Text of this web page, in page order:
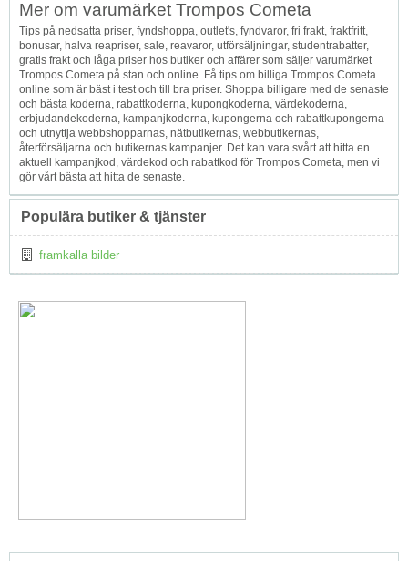
Mer om varumärket Trompos Cometa
Tips på nedsatta priser, fyndshoppa, outlet's, fyndvaror, fri frakt, fraktfritt,
bonusar, halva reapriser, sale, reavaror, utförsäljningar, studentrabatter,
gratis frakt och låga priser hos butiker och affärer som säljer varumärket
Trompos Cometa på stan och online. Få tips om billiga Trompos Cometa
online som är bäst i test och till bra priser. Shoppa billigare med de senaste
och bästa koderna, rabattkoderna, kupongkoderna, värdekoderna,
erbjudandekoderna, kampanjkoderna, kupongerna och rabattkupongerna
och utnyttja webbshopparnas, nätbutikernas, webbutikernas,
återförsäljarna och butikernas kampanjer. Det kan vara svårt att hitta en
aktuell kampanjkod, värdekod och rabattkod för Trompos Cometa, men vi
gör vårt bästa att hitta de senaste.
Populära butiker & tjänster
framkalla bilder